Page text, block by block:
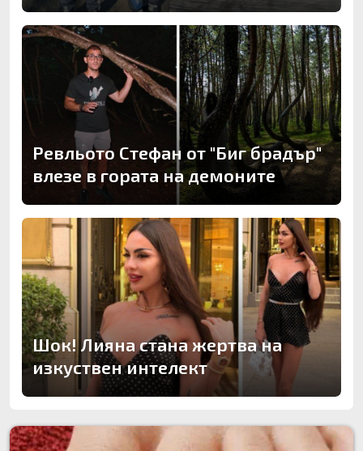
Ревльото Стефан от "Биг брадър"
влезе в гората на демоните
Шок! Лияна стана жертва на
изкуствен интелект